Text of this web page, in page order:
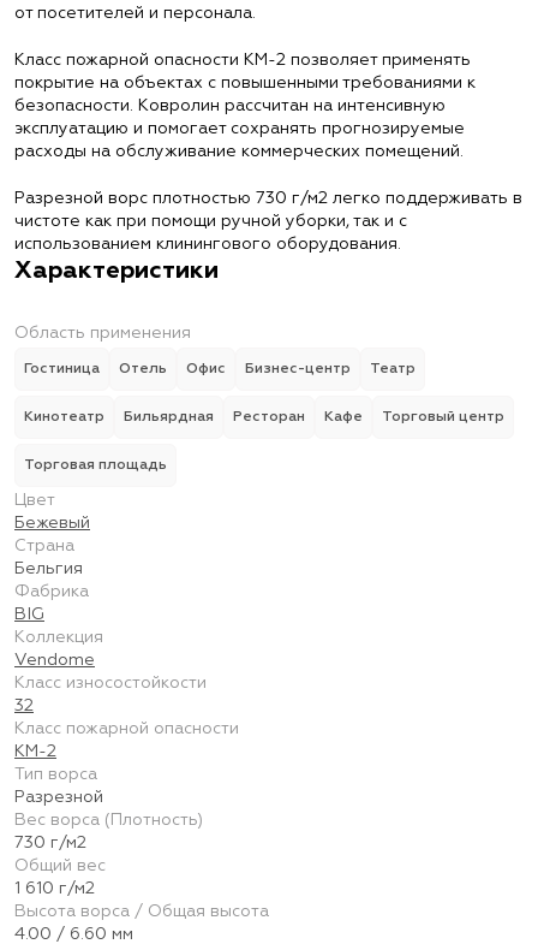
от посетителей и персонала.
Класс пожарной опасности КМ-2 позволяет применять
покрытие на объектах с повышенными требованиями к
безопасности. Ковролин рассчитан на интенсивную
эксплуатацию и помогает сохранять прогнозируемые
расходы на обслуживание коммерческих помещений.
Разрезной ворс плотностью 730 г/м2 легко поддерживать в
чистоте как при помощи ручной уборки, так и с
использованием клинингового оборудования.
Характеристики
Область применения
Гостиница Отель Офис Бизнес-центр Театр
Кинотеатр Бильярдная Ресторан Кафе Торговый центр
Торговая площадь
Цвет
Бежевый
Страна
Бельгия
Фабрика
BIG
Коллекция
Vendome
Класс износостойкости
32
Класс пожарной опасности
КМ-2
Тип ворса
Разрезной
Вес ворса (Плотность)
730 г/м2
Общий вес
1 610 г/м2
Высота ворса / Общая высота
4.00 / 6.60 мм